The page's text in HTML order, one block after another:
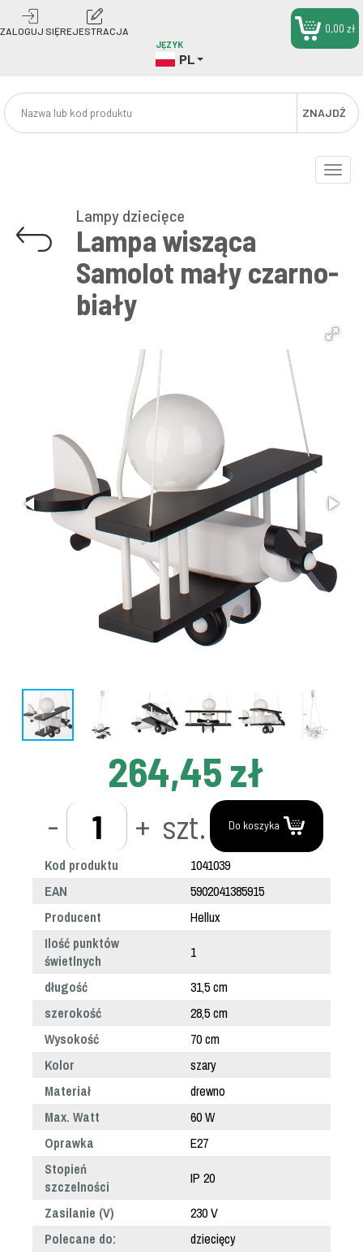
ZALOGUJ SIĘREJESTRACJA
JĘZYK
PL
ZNAJDŹ
0,00 zł
Toggle
Lampy dziecięce
Lampa wisząca
Samolot mały czarno-
biały
264,45 zł
- + szt. Do koszyka
Kod produktu
1041039
EAN
5902041385915
Producent
Hellux
Ilość punktów
świetlnych
1
długość
31,5 cm
szerokość
28,5 cm
Wysokość
70 cm
Kolor
szary
Materiał
drewno
Max. Watt
60 W
Oprawka
E27
Stopień
szczelności
IP 20
Zasilanie (V)
230 V
Polecane do:
dziecięcy